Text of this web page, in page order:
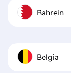
Bahrein
Belgia